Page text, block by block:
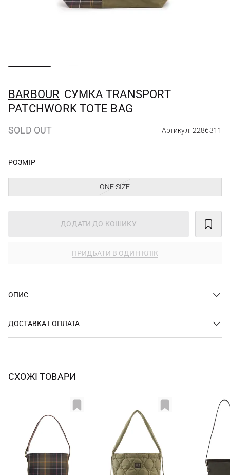
BARBOUR СУМКА TRANSPORT
PATCHWORK TOTE BAG
SOLD OUT Артикул: 2286311
РОЗМІР
ONE SIZE
ДОДАТИ ДО КОШИКУ
ПРИДБАТИ В ОДИН КЛІК
ОПИС
ДОСТАВКА І ОПЛАТА
СХОЖІ ТОВАРИ